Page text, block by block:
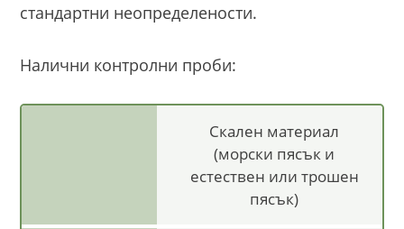
стандартни неопределености.
Налични контролни проби:
Скален материал
(морски пясък и
естествен или трошен
пясък)